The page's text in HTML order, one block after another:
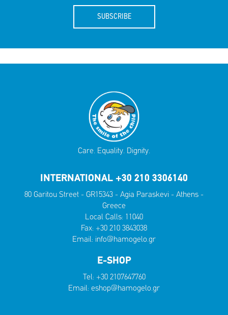
SUBSCRIBE
Care. Equality. Dignity.
INTERNATIONAL +30 210 3306140
80 Garitou Street - GR15343 - Agia Paraskevi - Athens -
Greece
Local Calls: 11040
Fax: +30 210 3843038
Email: info@hamogelo.gr
E-SHOP
Tel: +30 2107647760
Email: eshop@hamogelo.gr